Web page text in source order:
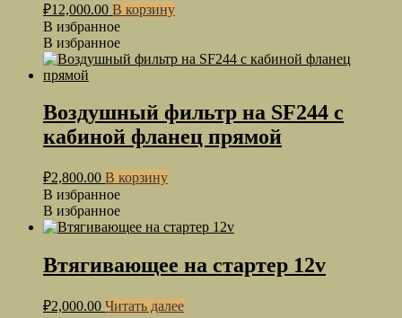
₽12,000.00 В корзину
В избранное
В избранное
Воздушный фильтр на SF244 с
кабиной фланец прямой
₽2,800.00 В корзину
В избранное
В избранное
Втягивающее на стартер 12v
₽2,000.00 Читать далее